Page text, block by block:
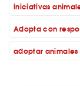
iniciativas
Adopta con
adoptar animales